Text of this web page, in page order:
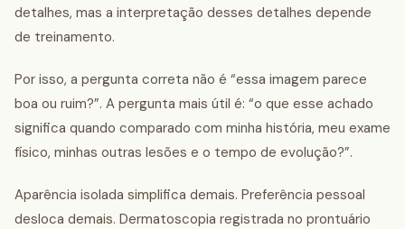
detalhes, mas a interpretação desses detalhes depende
de treinamento.
Por isso, a pergunta correta não é “essa imagem parece
boa ou ruim?”. A pergunta mais útil é: “o que esse achado
significa quando comparado com minha história, meu exame
físico, minhas outras lesões e o tempo de evolução?”.
Aparência isolada simplifica demais. Preferência pessoal
desloca demais. Dermatoscopia registrada no prontuário